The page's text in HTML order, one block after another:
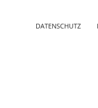
DATENSCHUTZ